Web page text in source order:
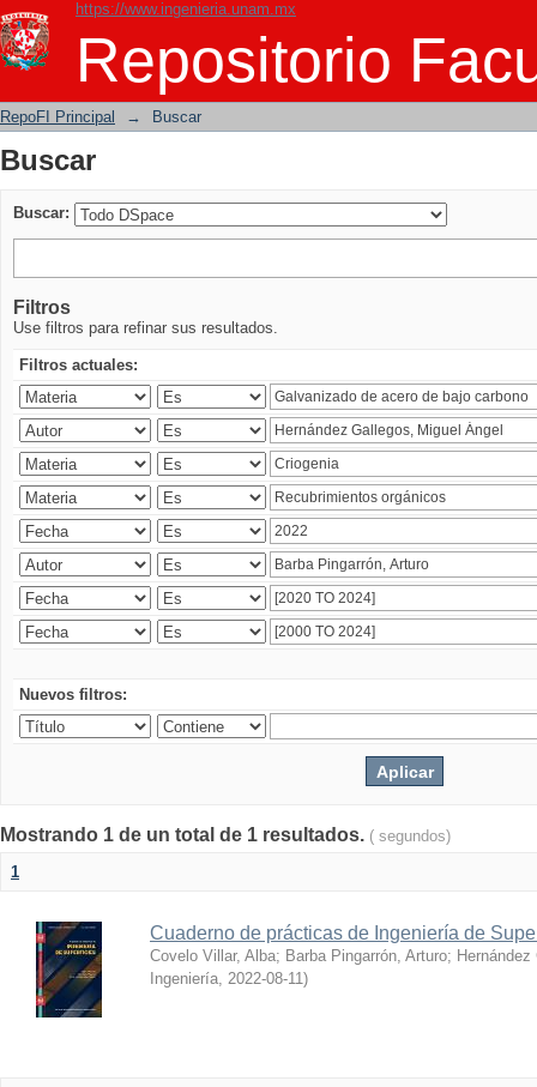
https://www.ingenieria.unam.mx
Repositorio
Buscar
RepoFI Principal → Buscar
Buscar
Buscar:
Filtros
Use filtros para refinar sus resultados.
Filtros actuales:
Nuevos filtros:
Mostrando 1 de un total de 1 resultados. ( segundos)
1
Cuaderno de prácticas de Ingeniería de
Covelo Villar, Alba; Barba Pingarrón, Arturo;
Ingeniería, 2022-08-11)